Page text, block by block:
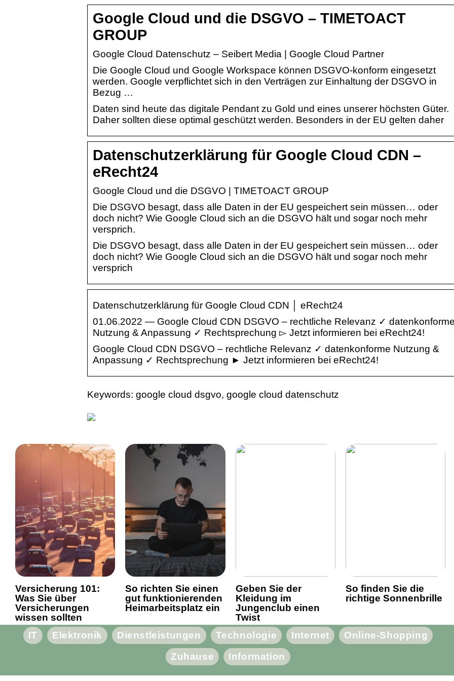
Google Cloud und die DSGVO – TIMETOACT
GROUP
Google Cloud Datenschutz – Seibert Media | Google Cloud Partner
Die Google Cloud und Google Workspace können DSGVO-konform eingesetzt
werden. Google verpflichtet sich in den Verträgen zur Einhaltung der DSGVO in
Bezug …
Daten sind heute das digitale Pendant zu Gold und eines unserer höchsten Güter.
Daher sollten diese optimal geschützt werden. Besonders in der EU gelten daher
Datenschutzerklärung für Google Cloud CDN –
eRecht24
Google Cloud und die DSGVO | TIMETOACT GROUP
Die DSGVO besagt, dass alle Daten in der EU gespeichert sein müssen… oder
doch nicht? Wie Google Cloud sich an die DSGVO hält und sogar noch mehr
versprich.
Die DSGVO besagt, dass alle Daten in der EU gespeichert sein müssen… oder
doch nicht? Wie Google Cloud sich an die DSGVO hält und sogar noch mehr
versprich
Datenschutzerklärung für Google Cloud CDN │ eRecht24
01.06.2022 — Google Cloud CDN DSGVO – rechtliche Relevanz ✓
Nutzung & Anpassung ✓ Rechtsprechung ▻ Jetzt informieren bei eRecht24!
Google Cloud CDN DSGVO – rechtliche Relevanz ✓ datenkonforme Nutzung &
Anpassung ✓ Rechtsprechung ► Jetzt informieren bei eRecht24!
Keywords: google cloud dsgvo, google cloud datenschutz
Versicherung 101:
Was Sie über
Versicherungen
wissen sollten
So richten Sie einen
gut funktionierenden
Heimarbeitsplatz ein
Geben Sie der
Kleidung im
Jungenclub einen
Twist
So finden Sie die
richtige Sonnenbrille
IT Elektronik Dienstleistungen Technologie Internet
Online-Shopping
Zuhause
Information